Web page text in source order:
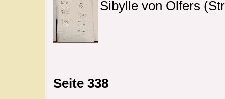
Sibylle von Olfers
Seite 338